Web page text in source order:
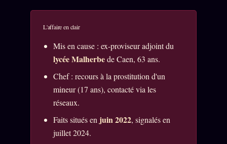
L'affaire en clair
Mis en cause : ex-proviseur adjoint du
lycée Malherbede Caen, 63 ans.
Chef : recours à la prostitution d'un
mineur (17 ans), contacté via les
réseaux.
Faits situés en juin 2022, signalés en
juillet 2024.